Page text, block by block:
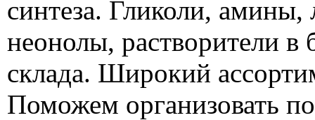
синтеза. Гликоли, амины,
неонолы, растворители в
склада. Широкий
Поможем организовать